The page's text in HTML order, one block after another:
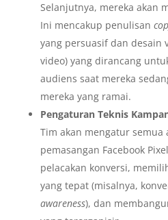
Selanjutnya, mereka akan
Ini mencakup penulisan
yang persuasif dan desain
video) yang dirancang
audiens saat mereka
mereka yang ramai.
Pengaturan Teknis
Tim akan mengatur semua
pemasangan Facebook
pelacakan konversi,
yang tepat (misalnya,
awareness), dan